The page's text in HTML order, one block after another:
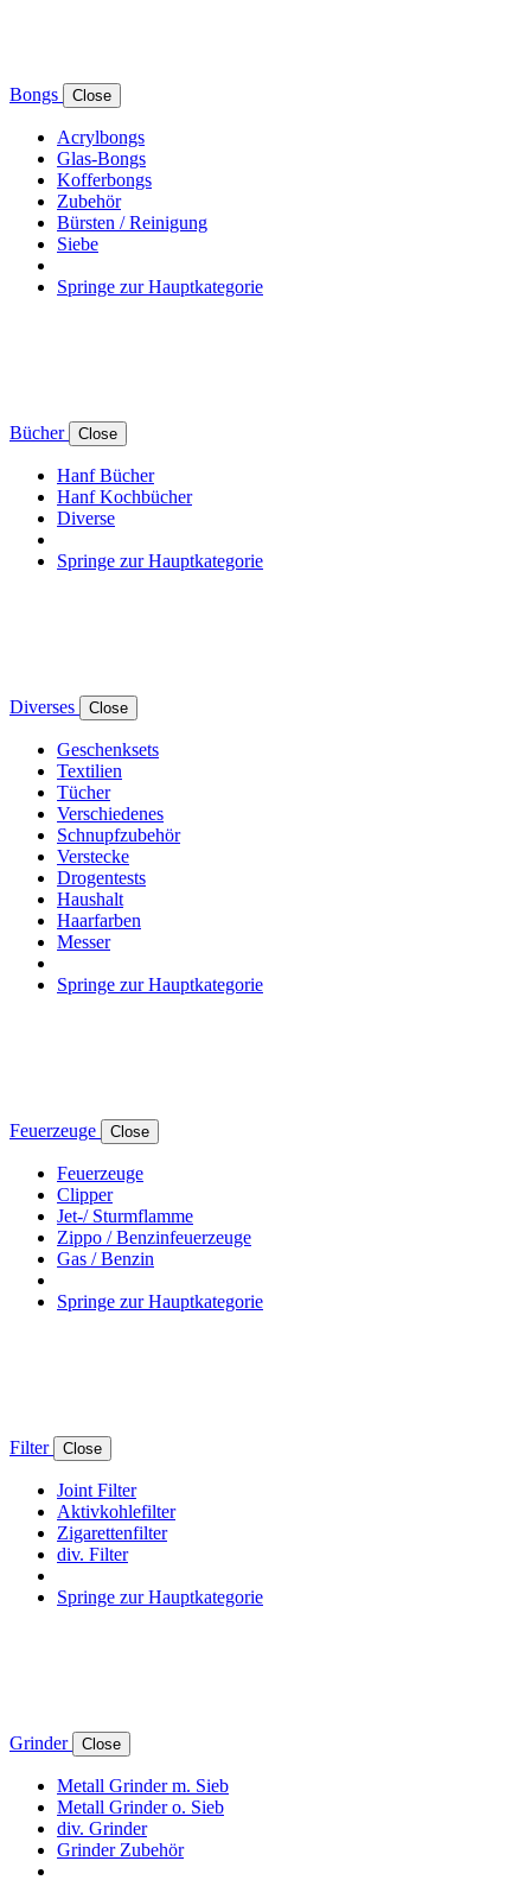
Bongs Close
Acrylbongs
Glas-Bongs
Kofferbongs
Zubehör
Bürsten / Reinigung
Siebe
Springe zur Hauptkategorie
Bücher Close
Hanf Bücher
Hanf Kochbücher
Diverse
Springe zur Hauptkategorie
Diverses Close
Geschenksets
Textilien
Tücher
Verschiedenes
Schnupfzubehör
Verstecke
Drogentests
Haushalt
Haarfarben
Messer
Springe zur Hauptkategorie
Feuerzeuge Close
Feuerzeuge
Clipper
Jet-/ Sturmflamme
Zippo / Benzinfeuerzeuge
Gas / Benzin
Springe zur Hauptkategorie
Filter Close
Joint Filter
Aktivkohlefilter
Zigarettenfilter
div. Filter
Springe zur Hauptkategorie
Grinder Close
Metall Grinder m. Sieb
Metall Grinder o. Sieb
div. Grinder
Grinder Zubehör